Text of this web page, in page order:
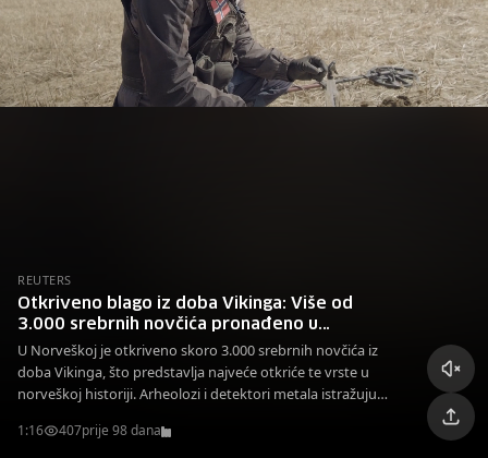
REUTERS
Otkriveno blago iz doba Vikinga: Više od
3.000 srebrnih novčića pronađeno u
Norveškoj
U Norveškoj je otkriveno skoro 3.000 srebrnih novčića iz
doba Vikinga, što predstavlja najveće otkriće te vrste u
norveškoj historiji. Arheolozi i detektori metala istražuju
1:16 407prije 98 dana